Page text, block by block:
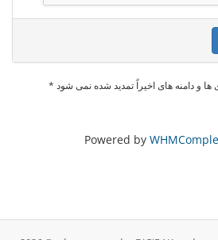
و دامنه های اخیراً تمدید شده نمی شود
Powered by